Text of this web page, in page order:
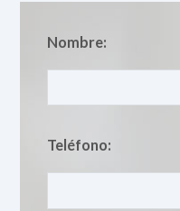
Nombre:
Teléfono: